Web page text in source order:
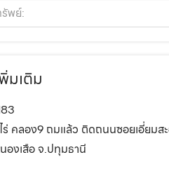
พย์:
มเติม
คลอง9 ถมแล้ว ติดถนนซอยเอี่ยมส
องเสือ จ.ปทุมธานี